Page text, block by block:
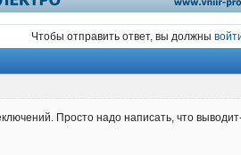
Чтобы отправить ответ, вы должны
Просто надо написать, что